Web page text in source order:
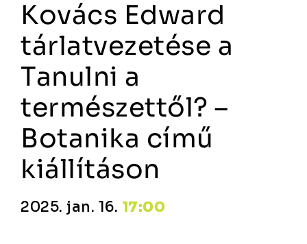
Kovács Edward
tárlatvezetése a
Tanulni a
természettől? –
Botanika című
kiállításon
2025. jan. 16. 17:00